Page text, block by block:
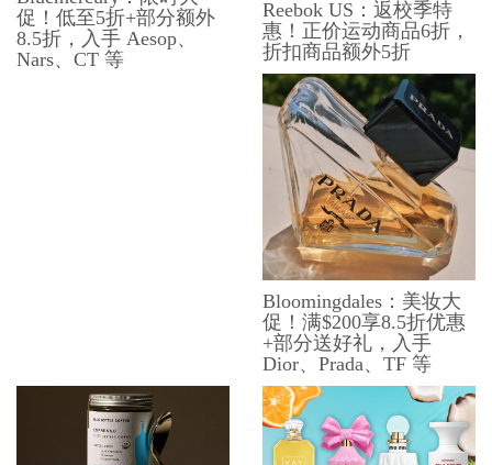
促！低至5折+部分额外
8.5折，入手 Aesop、
Nars、CT 等
Reebok US：返校季特
惠！正价运动商品6折，
折扣商品额外5折
Bloomingdales：美妆大
促！满$200享8.5折优惠
+部分送好礼，入手
Dior、Prada、TF 等